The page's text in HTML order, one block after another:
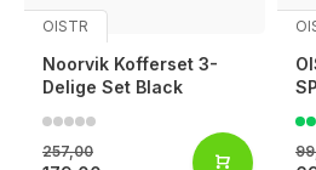
OISTR
Noorvik Kofferset 3-
Delige Set Black
257,00